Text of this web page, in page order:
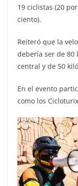
19 ciclistas (20
ciento).
Reiteró que la
debería ser de 80
central y de 50
En el evento
como los